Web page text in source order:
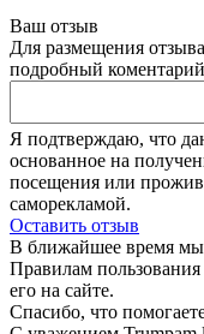
Ваш отзыв
Для размещения
подробный коментарий
Я подтверждаю, что
основанное на
посещения или
саморекламой.
Оставить отзыв
В ближайшее время мы
Правилам
его на сайте.
Спасибо, что